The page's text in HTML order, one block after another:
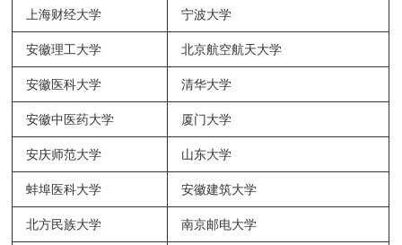
上海财经大学 宁波大学
安徽理工大学 北京航空航天大学
安徽医科大学 清华大学
安徽中医药大学 厦门大学
安庆师范大学 山东大学
蚌埠医科大学 安徽建筑大学
北方民族大学 南京邮电大学